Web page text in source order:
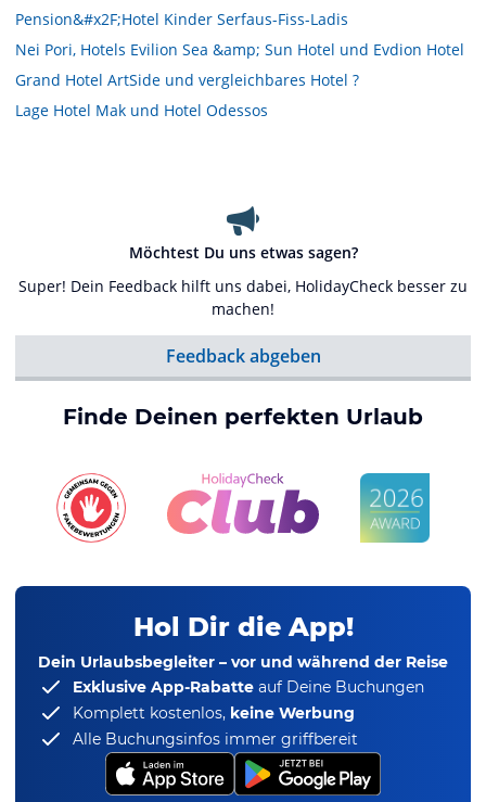
Pension&#x2F;Hotel Kinder Serfaus-Fiss-Ladis
Nei Pori, Hotels Evilion Sea &amp; Sun Hotel und Evdion Hotel
Grand Hotel ArtSide und vergleichbares Hotel ?
Lage Hotel Mak und Hotel Odessos
Möchtest Du uns etwas sagen?
Super! Dein Feedback hilft uns dabei, HolidayCheck besser zu
machen!
Feedback abgeben
Finde Deinen perfekten Urlaub
Hol Dir die App!
Dein Urlaubsbegleiter – vor und während der Reise
Exklusive App-Rabatte auf Deine Buchungen
Komplett kostenlos, keine Werbung
Alle Buchungsinfos immer griffbereit